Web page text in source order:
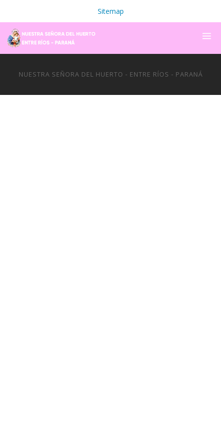
Sitemap
NUESTRA SEÑORA DEL HUERTO - ENTRE RÍOS - PARANÁ